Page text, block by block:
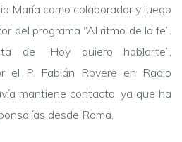
María como colaborador y luego
del programa “Al ritmo de la fe”.
de “Hoy quiero hablarte”,
el P. Fabián Rovere en Radio
mantiene contacto, ya que ha
desde Roma.